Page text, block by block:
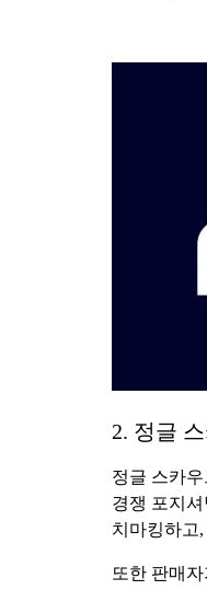
2. 정글
정글 스카
경쟁 포지
치마킹하고
또한 판매